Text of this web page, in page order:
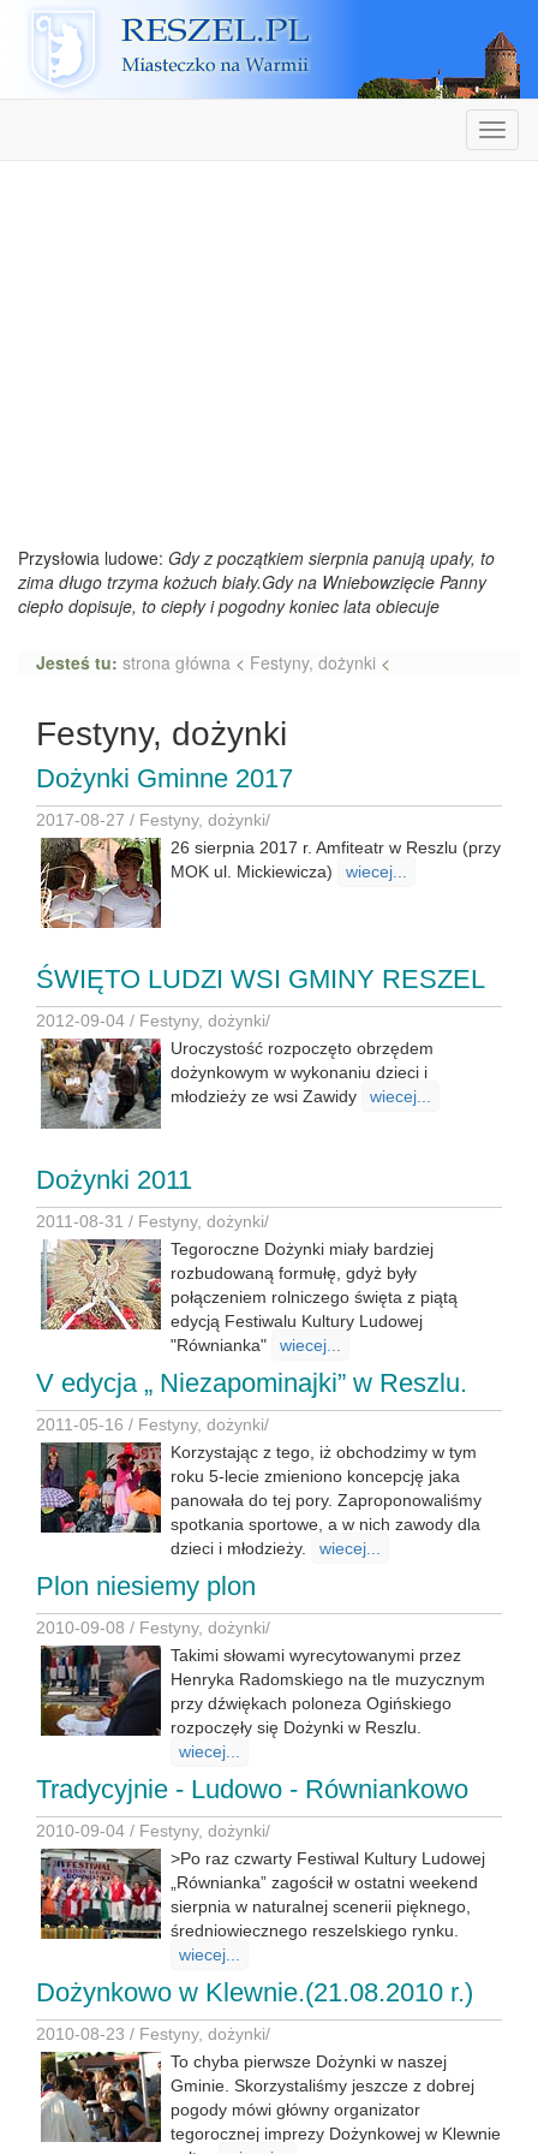
Reszel
Przysłowia ludowe: Gdy z początkiem sierpnia panują upały, to
zima długo trzyma kożuch biały.Gdy na Wniebowzięcie Panny
ciepło dopisuje, to ciepły i pogodny koniec lata obiecuje
Jesteś tu: strona główna < Festyny, dożynki <
Festyny, dożynki
Dożynki Gminne 2017
2017-08-27 / Festyny, dożynki/
26 sierpnia 2017 r. Amfiteatr w Reszlu (przy
MOK ul. Mickiewicza)
wiecej...
ŚWIĘTO LUDZI WSI GMINY RESZEL
2012-09-04 / Festyny, dożynki/
Uroczystość rozpoczęto obrzędem
dożynkowym w wykonaniu dzieci i
młodzieży ze wsi Zawidy
wiecej...
Dożynki 2011
2011-08-31 / Festyny, dożynki/
Tegoroczne Dożynki miały bardziej
rozbudowaną formułę, gdyż były
połączeniem rolniczego święta z piątą
edycją Festiwalu Kultury Ludowej
"Równianka"
wiecej...
V edycja „ Niezapominajki” w Reszlu.
2011-05-16 / Festyny, dożynki/
Korzystając z tego, iż obchodzimy w tym
roku 5-lecie zmieniono koncepcję jaka
panowała do tej pory. Zaproponowaliśmy
spotkania sportowe, a w nich zawody dla
dzieci i młodzieży.
wiecej...
Plon niesiemy plon
2010-09-08 / Festyny, dożynki/
Takimi słowami wyrecytowanymi przez
Henryka Radomskiego na tle muzycznym
przy dźwiękach poloneza Ogińskiego
rozpoczęły się Dożynki w Reszlu.
wiecej...
Tradycyjnie - Ludowo - Równiankowo
2010-09-04 / Festyny, dożynki/
>Po raz czwarty Festiwal Kultury Ludowej
„Równianka” zagościł w ostatni weekend
sierpnia w naturalnej scenerii pięknego,
średniowiecznego reszelskiego rynku.
wiecej...
Dożynkowo w Klewnie.(21.08.2010 r.)
2010-08-23 / Festyny, dożynki/
To chyba pierwsze Dożynki w naszej
Gminie. Skorzystaliśmy jeszcze z dobrej
pogody mówi główny organizator
tegorocznej imprezy Dożynkowej w Klewnie